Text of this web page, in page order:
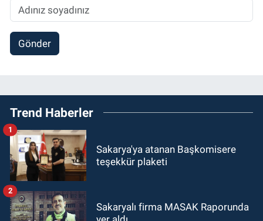
Gönder
Trend Haberler
Sakarya'ya atanan Başkomisere
teşekkür plaketi
1
Sakaryalı firma MASAK Raporunda
2